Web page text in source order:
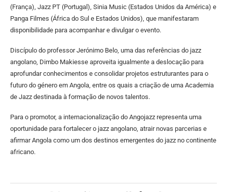
(França), Jazz PT (Portugal), Sinia Music (Estados Unidos da América) e
Panga Filmes (África do Sul e Estados Unidos), que manifestaram
disponibilidade para acompanhar e divulgar o evento.
Discípulo do professor Jerónimo Belo, uma das referências do jazz
angolano, Dimbo Makiesse aproveita igualmente a deslocação para
aprofundar conhecimentos e consolidar projetos estruturantes para o
futuro do género em Angola, entre os quais a criação de uma Academia
de Jazz destinada à formação de novos talentos.
Para o promotor, a internacionalização do Angojazz representa uma
oportunidade para fortalecer o jazz angolano, atrair novas parcerias e
afirmar Angola como um dos destinos emergentes do jazz no continente
africano.